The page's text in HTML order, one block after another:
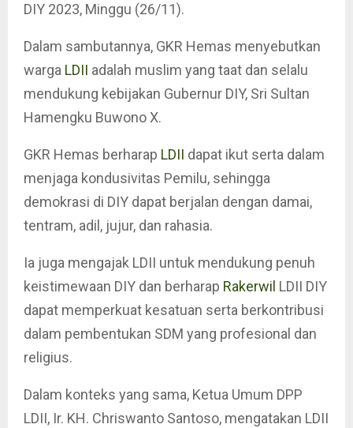
DIY 2023, Minggu (26/11).
Dalam sambutannya, GKR Hemas menyebutkan
warga LDII adalah muslim yang taat dan selalu
mendukung kebijakan Gubernur DIY, Sri Sultan
Hamengku Buwono X.
GKR Hemas berharap LDII dapat ikut serta dalam
menjaga kondusivitas Pemilu, sehingga
demokrasi di DIY dapat berjalan dengan damai,
tentram, adil, jujur, dan rahasia.
Ia juga mengajak LDII untuk mendukung penuh
keistimewaan DIY dan berharap Rakerwil LDII DIY
dapat memperkuat kesatuan serta berkontribusi
dalam pembentukan SDM yang profesional dan
religius.
Dalam konteks yang sama, Ketua Umum DPP
LDII, Ir. KH. Chriswanto Santoso, mengatakan LDII